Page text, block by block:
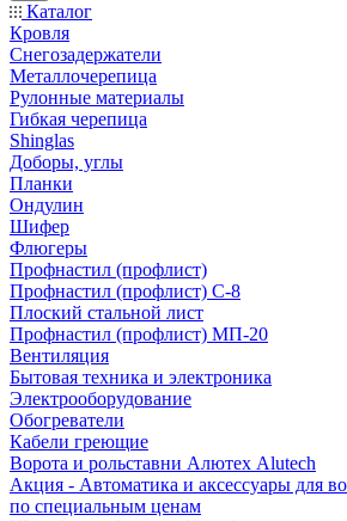
Каталог
Кровля
Снегозадержатели
Металлочерепица
Рулонные материалы
Гибкая черепица
Shinglas
Доборы, углы
Планки
Ондулин
Шифер
Флюгеры
Профнастил (профлист)
Профнастил (профлист) С-8
Плоский стальной лист
Профнастил (профлист) МП-20
Вентиляция
Бытовая техника и электроника
Электрооборудование
Обогреватели
Кабели греющие
Ворота и рольставни Алютех Alutech
Акция - Автоматика и аксессуары для
по специальным ценам